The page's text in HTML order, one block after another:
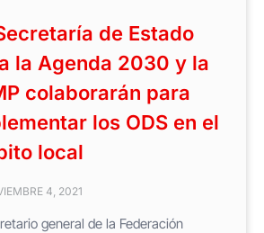
de Estado
la Agenda 2030 y la
colaborarán para
los ODS en el
local
4, 2021
general de la Federación